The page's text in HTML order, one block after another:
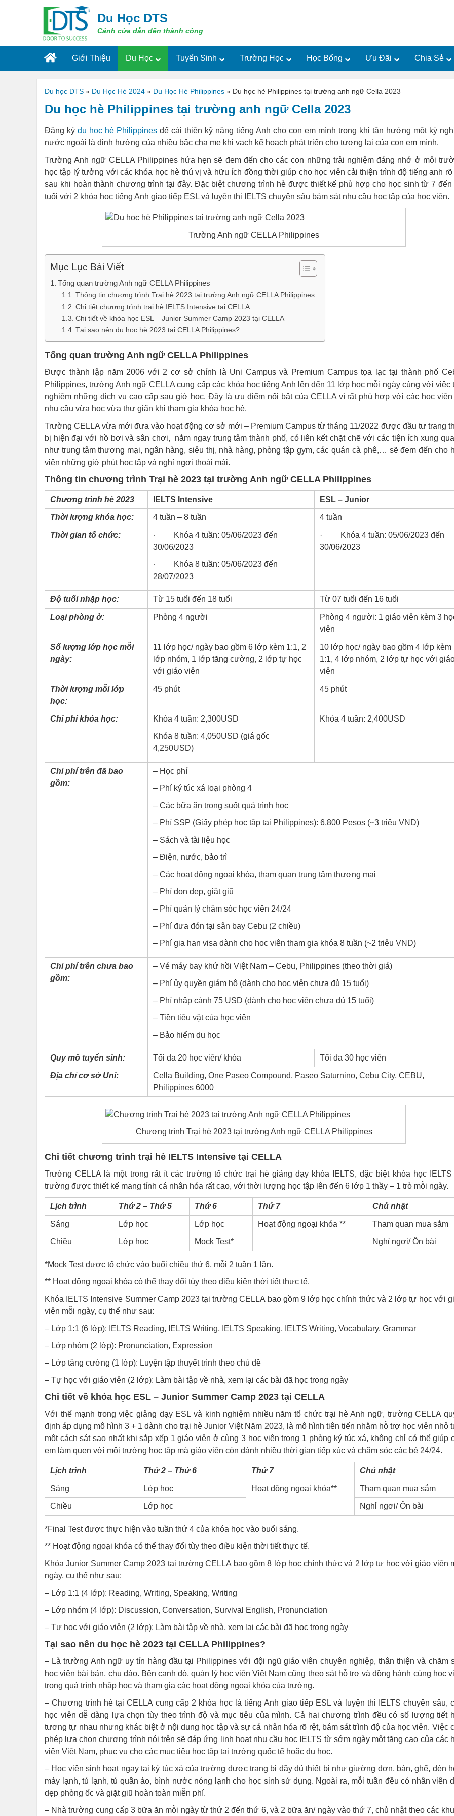
Du Học DTS
Cánh cửa dẫn đến thành công
Giới Thiệu Du Học Tuyển Sinh Trường Học Học Bổng Ưu Đãi Chia Sẻ
Du học DTS » Du Học Hè 2024 » Du Học Hè Philippines » Du học hè Philippines tại trường anh ngữ Cella 2023
Du học hè Philippines tại trường anh ngữ Cella 2023
Đăng ký du học hè Philippines để cải thiện kỹ năng tiếng Anh cho con em mình trong khi tận hưởng một kỳ
nước ngoài là định hướng của nhiều bậc cha mẹ khi vạch kế hoạch phát triển cho tương lai của con em mình.
Trường Anh ngữ CELLA Philippines hứa hẹn sẽ đem đến cho các con những trải nghiệm đáng nhớ ở môi
học tập lý tưởng với các khóa học hè thú vị và hữu ích đồng thời giúp cho học viên cải thiện trình độ tiếng anh rõ
sau khi hoàn thành chương trình tại đây. Đặc biệt chương trình hè được thiết kế phù hợp cho học sinh từ 7 đến
tuổi với 2 khóa học tiếng Anh giao tiếp ESL và luyện thi IELTS chuyên sâu bám sát nhu cầu học tập của học viên.
Trường Anh ngữ CELLA Philippines
Mục Lục Bài Viết
Tổng quan trường Anh ngữ CELLA Philippines
Thông tin chương trình Trại hè 2023 tại trường Anh ngữ CELLA Philippines
Chi tiết chương trình trại hè IELTS Intensive tại CELLA
Chi tiết về khóa học ESL – Junior Summer Camp 2023 tại CELLA
Tại sao nên du học hè 2023 tại CELLA Philippines?
Tổng quan trường Anh ngữ CELLA Philippines
Được thành lập năm 2006 với 2 cơ sở chính là Uni Campus và Premium Campus tọa lạc tại thành phố
Philippines, trường Anh ngữ CELLA cung cấp các khóa học tiếng Anh lên đến 11 lớp học mỗi ngày cùng với việc
nghiệm những dịch vụ cao cấp sau giờ học. Đây là ưu điểm nổi bật của CELLA vì rất phù hợp với các học viên
nhu cầu vừa học vừa thư giãn khi tham gia khóa học hè.
Trường CELLA vừa mới đưa vào hoạt động cơ sở mới – Premium Campus từ tháng 11/2022 được đầu tư trang
bị hiện đại với hồ bơi và sân chơi, nằm ngay trung tâm thành phố, có liên kết chặt chẽ với các tiện ích xung
như trung tâm thương mại, ngân hàng, siêu thị, nhà hàng, phòng tập gym, các quán cà phê,… sẽ đem đến cho
viên những giờ phút học tập và nghỉ ngơi thoải mái.
Thông tin chương trình Trại hè 2023 tại trường Anh ngữ CELLA Philippines
Chương trình hè 2023 IELTS Intensive ESL – Junior
Thời lượng khóa học: 4 tuần – 8 tuần 4 tuần
Thời gian tổ chức:
· Khóa 4 tuần: 05/06/2023 đến
30/06/2023
· Khóa 8 tuần: 05/06/2023 đến
28/07/2023
· Khóa 4 tuần: 05/06/2023 đến
30/06/2023
Độ tuổi nhập học: Từ 15 tuổi đến 18 tuổi Từ 07 tuổi đến 16 tuổi
Loại phòng ở: Phòng 4 người
Phòng 4 người: 1 giáo viên kèm 3
viên
Số lượng lớp học mỗi
ngày:
11 lớp học/ ngày bao gồm 6 lớp kèm 1:1, 2
lớp nhóm, 1 lớp tăng cường, 2 lớp tự học
với giáo viên
10 lớp học/ ngày bao gồm 4 lớp kèm
1:1, 4 lớp nhóm, 2 lớp tự học với
viên
Thời lượng mỗi lớp
học:
45 phút 45 phút
Chi phí khóa học:
Khóa 4 tuần: 2,300USD
Khóa 8 tuần: 4,050USD (giá gốc
4,250USD)
Khóa 4 tuần: 2,400USD
Chi phí trên đã bao
gồm:
– Học phí
– Phí ký túc xá loại phòng 4
– Các bữa ăn trong suốt quá trình học
– Phí SSP (Giấy phép học tập tại Philippines): 6,800 Pesos (~3 triệu VND)
– Sách và tài liệu học
– Điện, nước, bảo trì
– Các hoạt động ngoại khóa, tham quan trung tâm thương mại
– Phí dọn dẹp, giặt giũ
– Phí quản lý chăm sóc học viên 24/24
– Phí đưa đón tại sân bay Cebu (2 chiều)
– Phí gia hạn visa dành cho học viên tham gia khóa 8 tuần (~2 triệu VND)
Chi phí trên chưa bao
gồm:
– Vé máy bay khứ hồi Việt Nam – Cebu, Philippines (theo thời giá)
– Phí ủy quyền giám hộ (dành cho học viên chưa đủ 15 tuổi)
– Phí nhập cảnh 75 USD (dành cho học viên chưa đủ 15 tuổi)
– Tiền tiêu vặt của học viên
– Bảo hiểm du học
Quy mô tuyển sinh: Tối đa 20 học viên/ khóa Tối đa 30 học viên
Địa chỉ cơ sở Uni:
Cella Building, One Paseo Compound, Paseo Saturnino, Cebu City, CEBU,
Philippines 6000
Chương trình Trại hè 2023 tại trường Anh ngữ CELLA Philippines
Chi tiết chương trình trại hè IELTS Intensive tại CELLA
Trường CELLA là một trong rất ít các trường tổ chức trại hè giảng dạy khóa IELTS, đặc biệt khóa học IELTS
trường được thiết kế mang tính cá nhân hóa rất cao, với thời lượng học tập lên đến 6 lớp 1 thầy – 1 trò mỗi ngày.
Lịch trình Thứ 2 – Thứ 5 Thứ 6 Thứ 7 Chủ nhật
Sáng Lớp học Lớp học Hoạt động ngoại khóa ** Tham quan mua sắm
Chiều Lớp học Mock Test* Nghỉ ngơi/ Ôn bài
*Mock Test được tổ chức vào buổi chiều thứ 6, mỗi 2 tuần 1 lần.
** Hoạt động ngoại khóa có thể thay đổi tùy theo điều kiện thời tiết thực tế.
Khóa IELTS Intensive Summer Camp 2023 tại trường CELLA bao gồm 9 lớp học chính thức và 2 lớp tự học với
viên mỗi ngày, cụ thể như sau:
– Lớp 1:1 (6 lớp): IELTS Reading, IELTS Writing, IELTS Speaking, IELTS Writing, Vocabulary, Grammar
– Lớp nhóm (2 lớp): Pronunciation, Expression
– Lớp tăng cường (1 lớp): Luyện tập thuyết trình theo chủ đề
– Tự học với giáo viên (2 lớp): Làm bài tập về nhà, xem lại các bài đã học trong ngày
Chi tiết về khóa học ESL – Junior Summer Camp 2023 tại CELLA
Với thế mạnh trong việc giảng dạy ESL và kinh nghiệm nhiều năm tổ chức trại hè Anh ngữ, trường CELLA
định áp dụng mô hình 3 + 1 dành cho trại hè Junior Việt Năm 2023, là mô hình tiên tiến nhằm hỗ trợ học viên nhỏ
một cách sát sao nhất khi sắp xếp 1 giáo viên ở cùng 3 học viên trong 1 phòng ký túc xá, không chỉ có thể giúp
em làm quen với môi trường học tập mà giáo viên còn dành nhiều thời gian tiếp xúc và chăm sóc các bé 24/24.
Lịch trình Thứ 2 – Thứ 6 Thứ 7 Chủ nhật
Sáng Lớp học Hoạt động ngoại khóa** Tham quan mua sắm
Chiều Lớp học Nghỉ ngơi/ Ôn bài
*Final Test được thực hiện vào tuần thứ 4 của khóa học vào buổi sáng.
** Hoạt động ngoại khóa có thể thay đổi tùy theo điều kiện thời tiết thực tế.
Khóa Junior Summer Camp 2023 tại trường CELLA bao gồm 8 lớp học chính thức và 2 lớp tự học với giáo viên
ngày, cụ thể như sau:
– Lớp 1:1 (4 lớp): Reading, Writing, Speaking, Writing
– Lớp nhóm (4 lớp): Discussion, Conversation, Survival English, Pronunciation
– Tự học với giáo viên (2 lớp): Làm bài tập về nhà, xem lại các bài đã học trong ngày
Tại sao nên du học hè 2023 tại CELLA Philippines?
– Là trường Anh ngữ uy tín hàng đầu tại Philippines với đội ngũ giáo viên chuyên nghiệp, thân thiện và chăm
học viên bài bản, chu đáo. Bên cạnh đó, quản lý học viên Việt Nam cũng theo sát hỗ trợ và đồng hành cùng học
trong quá trình nhập học và tham gia các hoạt động ngoại khóa của trường.
– Chương trình hè tại CELLA cung cấp 2 khóa học là tiếng Anh giao tiếp ESL và luyện thi IELTS chuyên sâu,
học viên dễ dàng lựa chọn tùy theo trình độ và mục tiêu của mình. Cả hai chương trình đều có số lượng tiết
tương tự nhau nhưng khác biệt ở nội dung học tập và sự cá nhân hóa rõ rệt, bám sát trình độ của học viên. Việc
phép lựa chọn chương trình nói trên sẽ đáp ứng linh hoạt nhu cầu học IELTS từ sớm ngày một tăng cao của các
viên Việt Nam, phục vụ cho các mục tiêu học tập tại trường quốc tế hoặc du học.
– Học viên sinh hoạt ngay tại ký túc xá của trường được trang bị đầy đủ thiết bị như giường đơn, bàn, ghế, đèn
máy lạnh, tủ lạnh, tủ quần áo, bình nước nóng lạnh cho học sinh sử dụng. Ngoài ra, mỗi tuần đều có nhân viên
dẹp phòng ốc và giặt giũ hoàn toàn miễn phí.
– Nhà trường cung cấp 3 bữa ăn mỗi ngày từ thứ 2 đến thứ 6, và 2 bữa ăn/ ngày vào thứ 7, chủ nhật theo các